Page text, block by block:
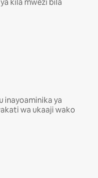
kila mwezi bila
inayoaminika ya
wa ukaaji wako